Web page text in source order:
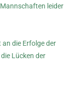
leider
an die Erfolge der
Lücken der